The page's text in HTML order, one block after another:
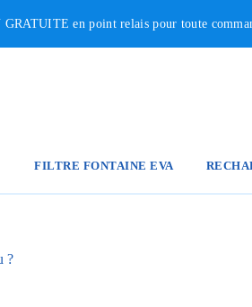
en point relais pour toute
FILTRE FONTAINE EVA
?